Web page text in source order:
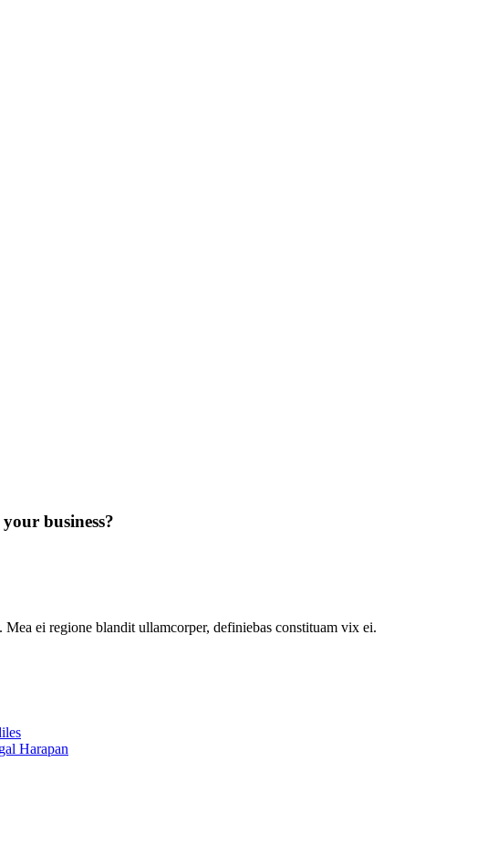
business?
ei regione blandit ullamcorper, definiebas constituam vix ei.
Harapan